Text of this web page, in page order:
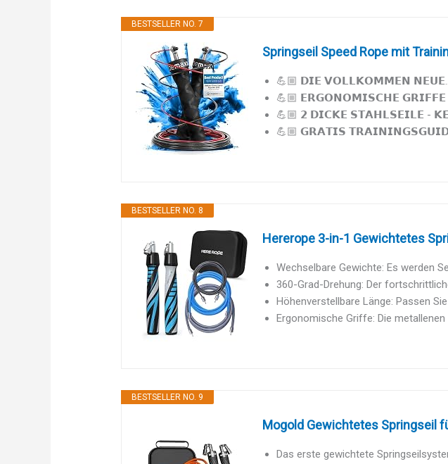
BESTSELLER NO. 7
Springseil Speed Rope mit
💪🏼 𝗗𝗜𝗘 𝗩𝗢𝗟𝗟𝗞𝗢𝗠𝗠𝗘𝗡
💪🏼 𝗘𝗥𝗚𝗢𝗡𝗢𝗠𝗜𝗦𝗖𝗛𝗘 𝗚𝗥𝗜𝗙𝗙𝗘
💪🏼 𝟮 𝗗𝗜𝗖𝗞𝗘 𝗦𝗧𝗔𝗛𝗟𝗦𝗘𝗜𝗟𝗘 -
💪🏼 𝗚𝗥𝗔𝗧𝗜𝗦
BESTSELLER NO. 8
Hererope 3-in-1 Gewichtetes
Wechselbare Gewichte: Es werden
360-Grad-Drehung: Der
Höhenverstellbare Länge: Passen
Ergonomische Griffe: Die
BESTSELLER NO. 9
Mogold Gewichtetes Springseil
Das erste gewichtete